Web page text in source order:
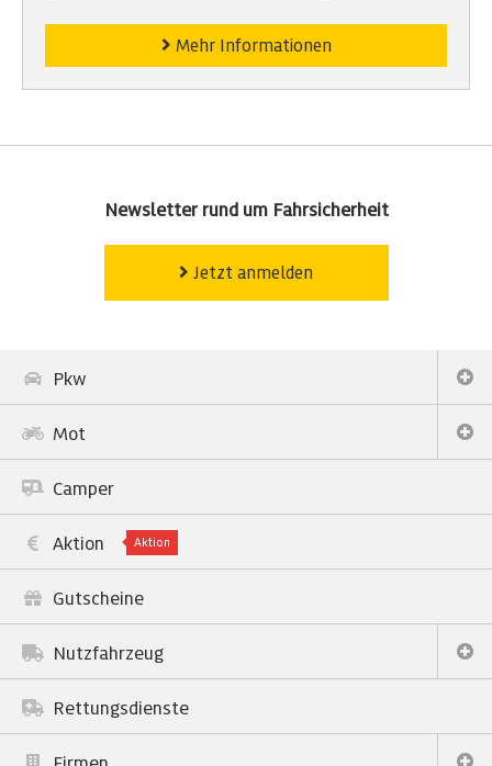
Mehr Informationen
Newsletter rund um Fahrsicherheit
Jetzt anmelden
Pkw
Mot
Camper
Aktion Aktion
Gutscheine
Nutzfahrzeug
Rettungsdienste